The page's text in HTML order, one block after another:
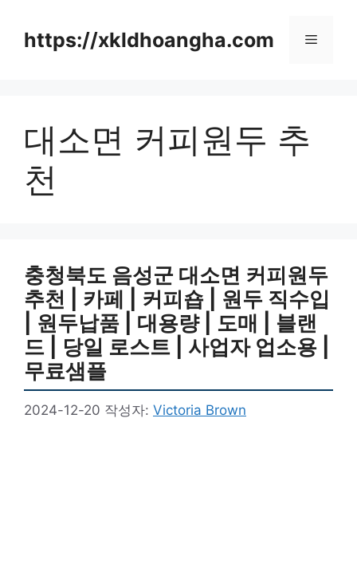
https://xkldhoangha.com 메
대소면 커피원두 추
천
충청북도 음성군 대소면 커피원두
추천 | 카페 | 커피숍 | 원두 직수입
| 원두납품 | 대용량 | 도매 | 블랜
드 | 당일 로스트 | 사업자 업소용 |
무료샘플
2024-12-20 작성자: Victoria Brown